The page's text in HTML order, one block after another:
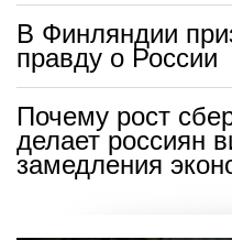
В Финляндии
правду о России
Почему рост
делает россиян
замедления